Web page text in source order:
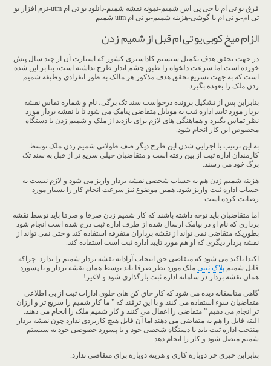
فرق یو تی ام با جی پی اس شمیم-نمونه نقشه شمیم-دانلود یو تی ام utm-نرم افزار یو
تی ام-یو تی ام با گوشی-هزینه شمیم-یو تی ام utm شمیم
الزام میخ کوبی یو تی ام قبل از شمیم زدن
در جهت تحقق هدف تکمیل سیستم کاداستری کشور که استارت آن از چند سال پیش
خورده است اما سرعت دلخواه را طبق چشم انداز طرح نداشته است، بنا بر این شده
است که به جهت تسریع تحقق هدف مذکور هر مالک به طور انفرادی وظیفه شمیم
زدن ملک را بعهده بگیرد.
بنابراین پس از تشکیل پرونده درخواست سند تک برگی، نام و شماره تماس نقشه
بردار مورد تایید اداره ثبت به موبایل متقاضی پیامک می شود تا با نقشه بردار مورد
نظر تماس بگیرد و هماهنگی های لازم برای بازدید از ملک و شمیم زدن با دستگاه
مخصوص این کار انجام شود.
به این ترتیب با اجرایی شدن این طرح دیگر صف طولانی شمیم زدن ملک توسط
کارمندان اداره ثبت از بین رفته است و متقاضیان خیلی سریع تر از قبل به سند تک
برگ خود می رسند.
هزینه شمیم زدن هم به حساب شخصی نقشه بردار واریز می شود و لازم نیست به
حساب اداره ثبت واریز شود. همین موضوع نیز سرعت انجام کار را بسیار مورد
رضایت کرده است.
اما متقاضیان باید توجه داشته باشند که کار شمیم زدن صرفا و صرفا باید توسط نقشه
برداری که نام او در پیامک ارسال شده از طرف اداره ثبت درج شده است انجام شود
بطوریکه متقاضی نمی تواند از نقشه برداران متفرقه استفاده کند و حتی نمی تواند از
نقشه بردار دیگری که او هم مورد تایید اداره ثبت است استفاده کند.
اکیدا تاکید می شود که متقاضی حق انتخاب آزادانه نقشه بردار شمیم را ندارد. چراکه
فایل شمیم پلاک ثبتی ملک مورد نظر صرفا باید توسط همان نقشه بردار و با پسورد
همان نقشه بردار در سامانه اداره ثبت بارگذاری شود و لاغیر!
گاهی متاسفانه دیده می شود که کار چاق کن های جلوی ادارات ثبت از بی اطلاعی
متقاضیان سوء استفاده می کنند و با این ترفند که ” ما کار شمیم را سریع تر و ارزان
تر انجام می دهیم ” متقاضی را اغفال می کنند و کار شمیم ملک را انجام می دهند.
البته فایل را هم به متقاضی می دهند اما آن فایل هیچ کاربردی ندارد چون نقشه بردار
منتخب اداره ثبت باید با دستگاه شخصی خود و با پسورد خصوصی خود به سیستم
شمیم متصل شود و کار را انجام دهد.
بنابراین چیزی جز دوباره کاری و هزینه دوباره برای متقاضی ندارد.